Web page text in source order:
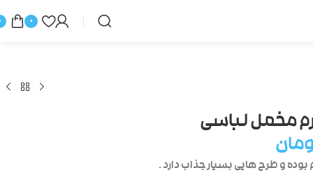
0
مخمل لباسی
و طرح هایی بسیار جذاب دارد .